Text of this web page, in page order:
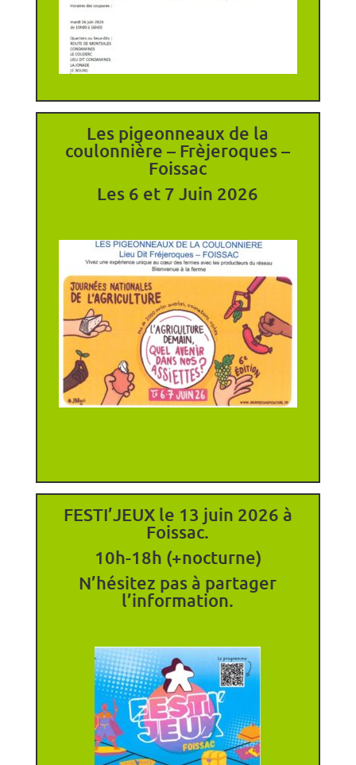
Les pigeonneaux de la
coulonnière – Frèjeroques –
Foissac
Les 6 et 7 Juin 2026
FESTI’JEUX le 13 juin 2026 à
Foissac.
10h-18h (+nocturne)
N’hésitez pas à partager
l’information.